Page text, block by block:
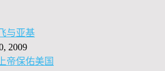
与亚基
2009
上帝保佑美国